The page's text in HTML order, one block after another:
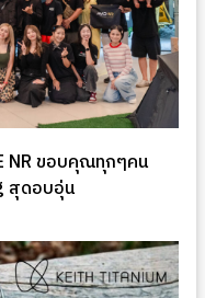
NR ขอบคุณทุกๆคน
สุดอบอุ่น